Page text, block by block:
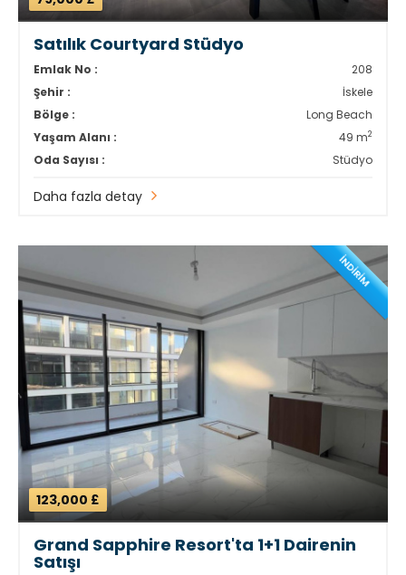
Satılık Courtyard Stüdyo
Emlak No :
208
Şehir :
İskele
Bölge :
Long Beach
Yaşam Alanı :
49 m2
Oda Sayısı : Stüdyo
Daha fazla detay
İNDİRİM
123,000 £
Grand Sapphire Resort'ta 1+1 Dairenin
Satışı